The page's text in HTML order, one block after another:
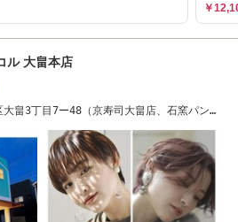
￥
ル 大畠本店
大畠3丁目7ー48（京寿司大畠店、石窯パング